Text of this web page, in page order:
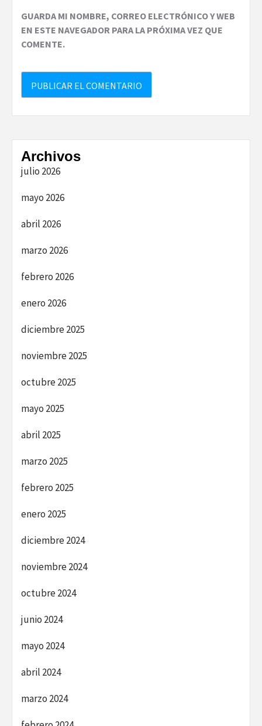
GUARDA MI NOMBRE, CORREO ELECTRÓNICO Y WEB
EN ESTE NAVEGADOR PARA LA PRÓXIMA VEZ QUE
COMENTE.
Archivos
julio 2026
mayo 2026
abril 2026
marzo 2026
febrero 2026
enero 2026
diciembre 2025
noviembre 2025
octubre 2025
mayo 2025
abril 2025
marzo 2025
febrero 2025
enero 2025
diciembre 2024
noviembre 2024
octubre 2024
junio 2024
mayo 2024
abril 2024
marzo 2024